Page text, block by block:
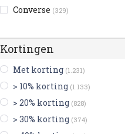
Converse (329)
Durea
Gabor
Geox
Hogan
Keen
Kortingen
Met korting (1.231)
> 10% korting (1.133)
> 20% korting (828)
> 30% korting (374)